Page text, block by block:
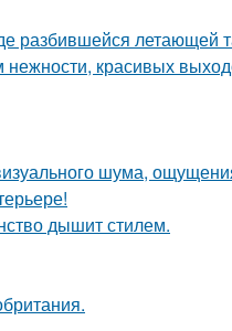
разбившейся летающей
красивых
шума,
дышит стилем.